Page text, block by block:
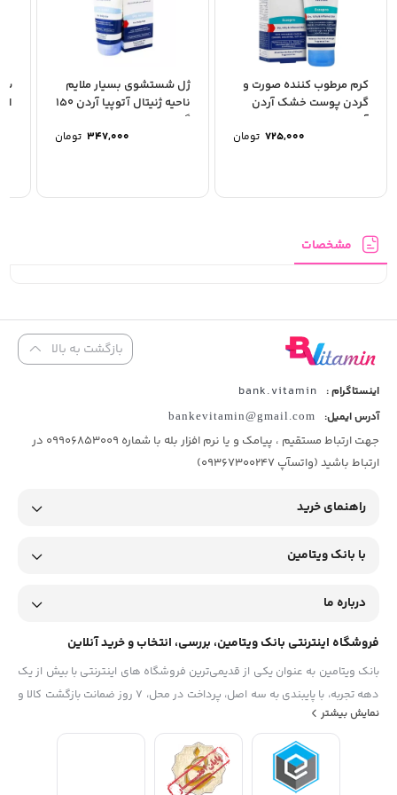
کرم مرطوب کننده صورت و
گردن پوست خشک آردن
آتوپیا ایرانی
725,000 تومان
ژل شستشوی بسیار ملایم
ناحیه ژنیتال آتوپیا آردن 150
گرم
347,000 تومان
مشخصات
بازگشت به بالا
اینستاگرام : bank.vitamin
آدرس ایمیل: bankevitamin@gmail.com
جهت ارتباط مستقیم ، پیامک و یا نرم افزار بله با شماره 09906853009 در
ارتباط باشید (واتسآپ 09367300247)
راهنمای خرید
با بانک ویتامین
درباره ما
فروشگاه اینترنتی بانک ویتامین، بررسی، انتخاب و خرید آنلاین
بانک ویتامین به عنوان یکی از قدیمی‌ترین فروشگاه های اینترنتی با بیش از یک
دهه تجربه، با پایبندی به سه اصل، پرداخت در محل، ۷ روز ضمانت بازگشت کالا و
تضمین اصل‌بودن کالا موفق شده تا همگام با فروشگاه‌های معتبر جهان، به
بزرگ‌ترین فروشگاه اینترنتی ایران تبدیل شود. به محض ورود به سایت
دیجی‌کالا با دنیایی از کالا رو به رو می‌شوید! هر آنچه که نیاز دارید و به ذهن
شما خطور می‌کند در اینجا پیدا خواهید کرد.
نمایش بیشتر